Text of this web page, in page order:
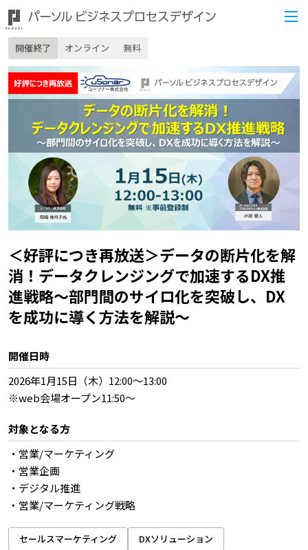
開催終了 オンライン 無料
＜好評につき再放送＞データの断片化を解
消！データクレンジングで加速するDX推
進戦略～部門間のサイロ化を突破し、DX
を成功に導く方法を解説～
開催日時
2026年1月15日（木）12:00～13:00
※web会場オープン11:50～
対象となる方
・営業/マーケティング
・営業企画
・デジタル推進
・営業/マーケティング戦略
セールスマーケティング
DXソリューション